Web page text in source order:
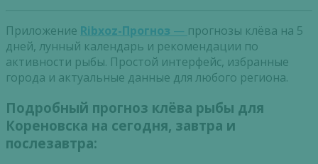
Приложение Ribxoz-Прогноз — прогнозы клёва на 5
дней, лунный календарь и рекомендации по
активности рыбы. Простой интерфейс, избранные
города и актуальные данные для любого региона.
Подробный прогноз клёва рыбы для
Кореновска на сегодня, завтра и
послезавтра: